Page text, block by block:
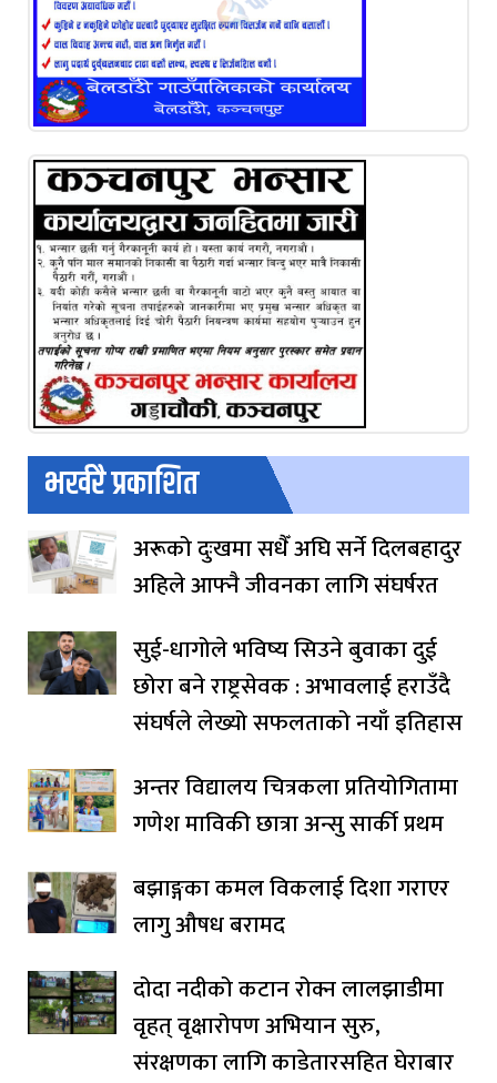
भर्खरै प्रकाशित
अरूको दुःखमा सधैँ अघि सर्ने दिलबहादुर
अहिले आफ्नै जीवनका लागि संघर्षरत
सुई-धागोले भविष्य सिउने बुवाका दुई
छोरा बने राष्ट्रसेवक : अभावलाई हराउँदै
संघर्षले लेख्यो सफलताको नयाँ इतिहास
अन्तर विद्यालय चित्रकला प्रतियोगितामा
गणेश माविकी छात्रा अन्सु सार्की प्रथम
बझाङ्गका कमल विकलाई दिशा गराएर
लागु औषध बरामद
दोदा नदीको कटान रोक्न लालझाडीमा
वृहत् वृक्षारोपण अभियान सुरु,
संरक्षणका लागि काडेतारसहित घेराबार